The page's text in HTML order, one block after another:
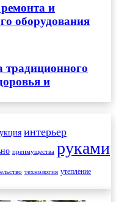
и
оборудования
и
интерьер
преимущества руками
технология утепление